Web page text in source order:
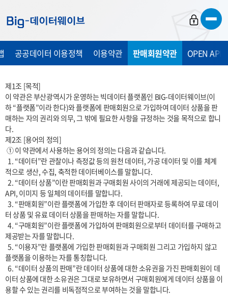
가
기
가
기
가
기
공공데이터 이용정책 이용약관 판매회원약관 OPEN API
제1조 [목적]
이 약관은 부산광역시가 운영하는 빅데이터 플랫폼인 BIG-데이터웨이브(이
하 “플랫폼”이라 한다)와 플랫폼에 판매회원으로 가입하여 데이터 상품을 판
매하는 자의 권리와 의무, 그 밖에 필요한 사항을 규정하는 것을 목적으로 합니
다.
제2조 [용어의 정의]
적으로 생산, 수집, 축적한 데이터베이스를 말합니다.
  2. “데이터 상품”이란 판매회원과 구매회원 사이의 거래에 제공되는 데이터,
API, 이미지 등 일체의 데이터를 말합니다.
  3. “판매회원”이란 플랫폼에 가입한 후 데이터 판매자로 등록하여 무료 데이
터 상품 및 유료 데이터 상품을 판매하는 자를 말합니다.
  4. “구매회원”이란 플랫폼에 가입하여 판매회원으로부터 데이터를 구매하고
제공받는 자를 말합니다.
  5. “이용자”란 플랫폼에 가입한 판매회원과 구매회원 그리고 가입하지 않고
플랫폼을 이용하는 자를 통칭합니다.
  6. “데이터 상품의 판매”란 데이터 상품에 대한 소유권을 가진 판매회원이 데
이터 상품에 대한 소유권은 그대로 보유하면서 구매회원에게 데이터 상품을 이
용할 수 있는 권리를 비독점적으로 부여하는 것을 말합니다.